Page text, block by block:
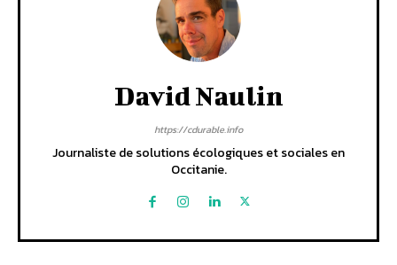
David Naulin
https://cdurable.info
Journaliste de solutions écologiques et sociales en
Occitanie.